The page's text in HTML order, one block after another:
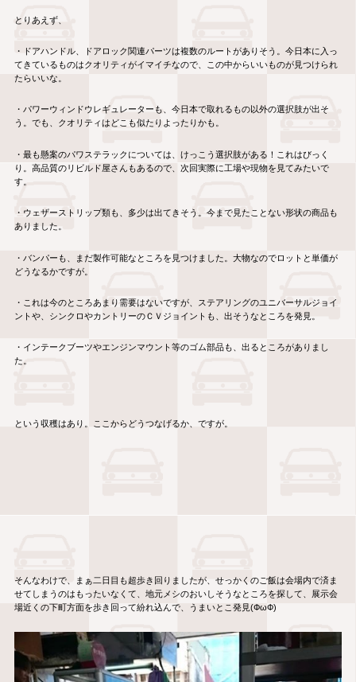
とりあえず、
・ドアハンドル、ドアロック関連パーツは複数のルートがありそう。今日本に入っ
てきているものはクオリティがイマイチなので、この中からいいものが見つけられ
たらいいな。
・パワーウィンドウレギュレーターも、今日本で取れるもの以外の選択肢が出そ
う。でも、クオリティはどこも似たりよったりかも。
・最も懸案のパワステラックについては、けっこう選択肢がある！これはびっく
り。高品質のリビルド屋さんもあるので、次回実際に工場や現物を見てみたいで
す。
・ウェザーストリップ類も、多少は出てきそう。今まで見たことない形状の商品も
ありました。
・バンパーも、まだ製作可能なところを見つけました。大物なのでロットと単価が
どうなるかですが。
・これは今のところあまり需要はないですが、ステアリングのユニバーサルジョイ
ントや、シンクロやカントリーのＣＶジョイントも、出そうなところを発見。
・インテークブーツやエンジンマウント等のゴム部品も、出るところがありまし
た。
という収穫はあり。ここからどうつなげるか、ですが。
そんなわけで、まぁ二日目も超歩き回りましたが、せっかくのご飯は会場内で済ま
せてしまうのはもったいなくて、地元メシのおいしそうなところを探して、展示会
場近くの下町方面を歩き回って紛れ込んで、うまいとこ発見(ФωФ)